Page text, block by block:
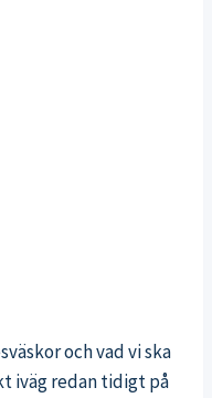
och vad vi ska
iväg redan tidigt på